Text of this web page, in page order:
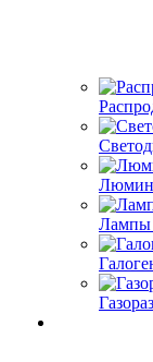
Лампы